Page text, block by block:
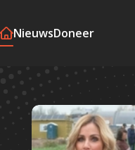
NieuwsDoneer